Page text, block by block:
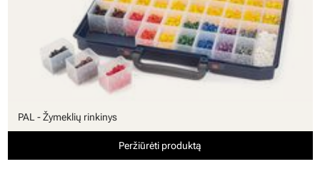
PAL - Žymeklių rinkinys
Peržiūrėti produktą